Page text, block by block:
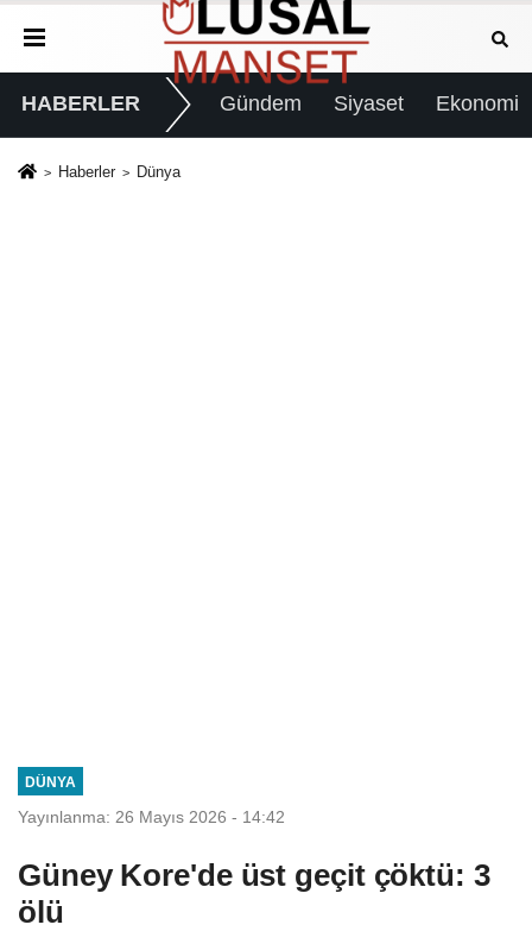
HABERLER Gündem Siyaset Ekonomi
Haberler Dünya
DÜNYA
Yayınlanma: 26 Mayıs 2026 - 14:42
Güney Kore'de üst geçit çöktü: 3
ölü